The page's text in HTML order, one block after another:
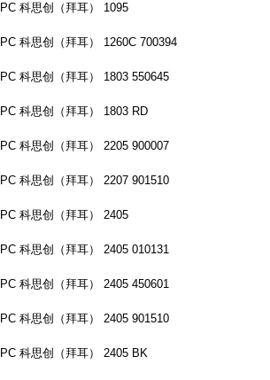
PC 科思创（拜耳） 1095
PC 科思创（拜耳） 1260C 700394
PC 科思创（拜耳） 1803 550645
PC 科思创（拜耳） 1803 RD
PC 科思创（拜耳） 2205 900007
PC 科思创（拜耳） 2207 901510
PC 科思创（拜耳） 2405
PC 科思创（拜耳） 2405 010131
PC 科思创（拜耳） 2405 450601
PC 科思创（拜耳） 2405 901510
PC 科思创（拜耳） 2405 BK